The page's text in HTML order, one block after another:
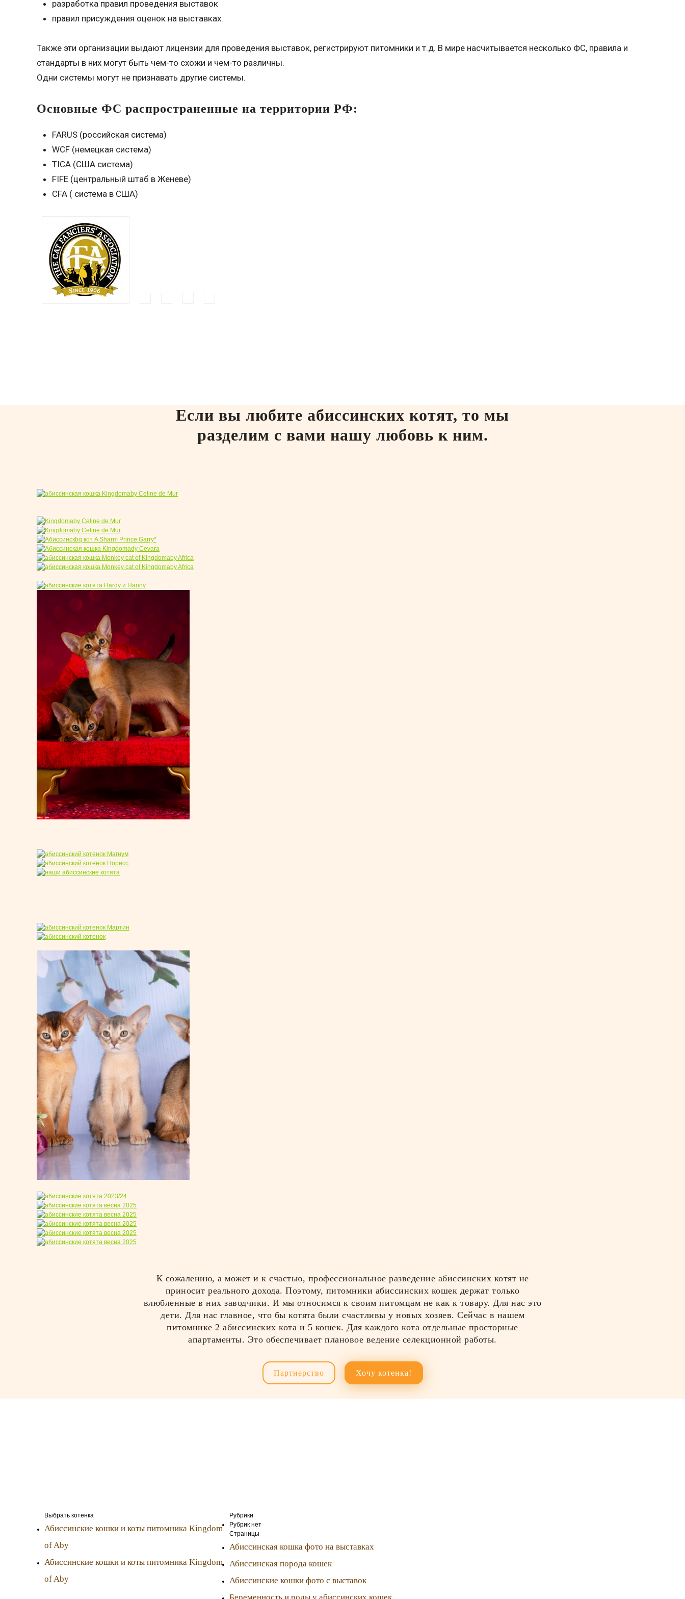
разработка правил проведения выставок
правил присуждения оценок на выставках.
Также эти организации выдают лицензии для проведения выставок, регистрируют питомники и т.д. В мире насчитывается несколько ФС, правила и
стандарты в них могут быть чем-то схожи и чем-то различны.
Одни системы могут не признавать другие системы.
Основные ФС распространенные на территории РФ:
FARUS (российская система)
WCF (немецкая система)
TICA (США система)
FIFE (центральный штаб в Женеве)
СFA ( система в США)
Если вы любите абиссинских котят, то мы
разделим с вами нашу любовь к ним.
К сожалению, а может и к счастью, профессиональное разведение абиссинских котят не
приносит реального дохода. Поэтому, питомники абиссинских кошек держат только
влюбленные в них заводчики. И мы относимся к своим питомцам не как к товару. Для нас это
дети. Для нас главное, что бы котята были счастливы у новых хозяев. Сейчас в нашем
питомнике 2 абиссинских кота и 5 кошек. Для каждого кота отдельные просторные
апартаменты. Это обеспечивает плановое ведение селекционной работы.
Партнерство Хочу котенка!
Выбрать котенка
Абиссинские кошки и коты питомника Kingdom
of Aby
Абиссинские кошки и коты питомника Kingdom
of Aby
Рубрики
Рубрик нет
Страницы
Абиссинская кошка фото на выставках
Абиссинская порода кошек
Абиссинские кошки фото с выставок